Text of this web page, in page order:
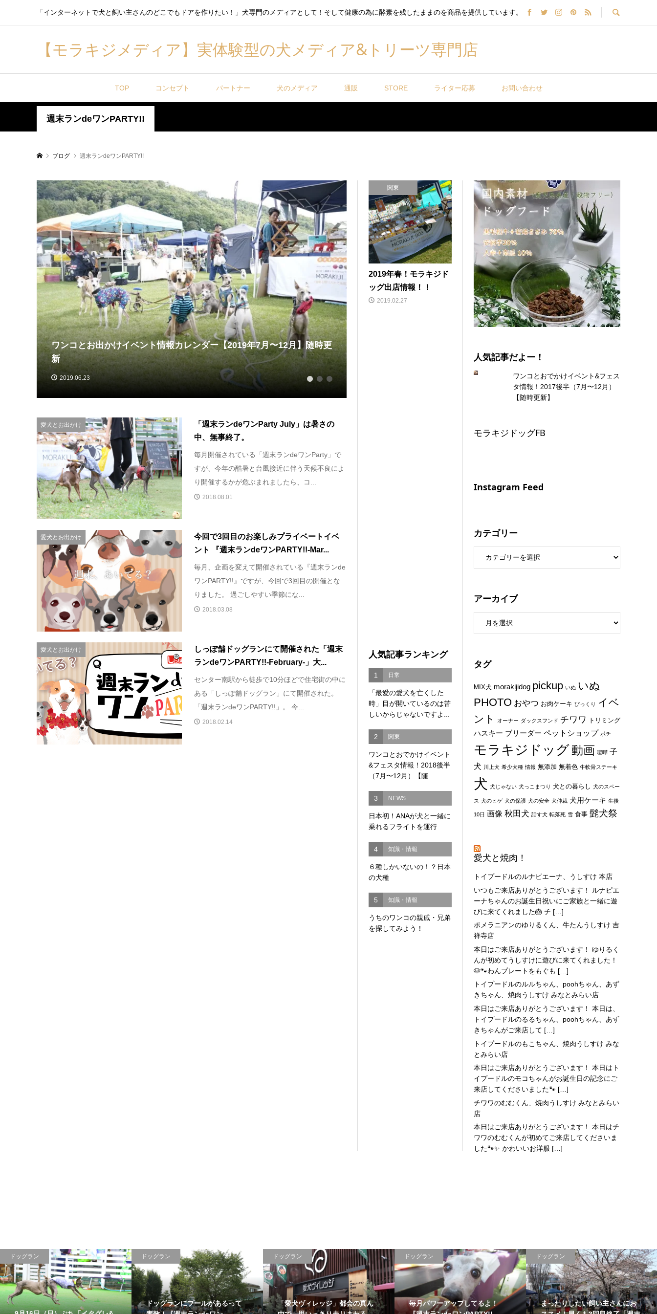
「インターネットで犬と飼い主さんのどこでもドアを作りたい！」犬専門のメディアとして！そして健康の為に酵素を残したままのを商品を提供しています。
【モラキジメディア】実体験型の犬メディア&トリーツ専門店
TOP コンセプト パートナー 犬のメディア 通販 STORE ライター応募 お問い合わせ
週末ランdeワンPARTY!!
ブログ 週末ランdeワンPARTY!!
ワンコとお出かけイベント情報カレンダー【2019年7月〜12月】随時更
新
2019.06.23 1 2 3
愛犬とお出かけ
「週末ランdeワンParty July」は暑さの
中、無事終了。
毎月開催されている「週末ランdeワンParty」で
すが、今年の酷暑と台風接近に伴う天候不良によ
り開催するかが危ぶまれましたら、コ...
2018.08.01
愛犬とお出かけ
今回で3回目のお楽しみプライベートイベ
ント 『週末ランdeワンPARTY!!-Mar...
毎月、企画を変えて開催されている『週末ランde
ワンPARTY!!』ですが、今回で3回目の開催とな
りました。 過ごしやすい季節にな...
2018.03.08
愛犬とお出かけ
しっぽ舗ドッグランにて開催された「週末
ランdeワンPARTY!!-February-」大...
センター南駅から徒歩で10分ほどで住宅街の中に
ある「しっぽ舗ドッグラン」にて開催された。
「週末ランdeワンPARTY!!」。 今...
2018.02.14
関東
2019年春！モラキジド
ッグ出店情報！！
2019.02.27
人気記事ランキング
1 日常
「最愛の愛犬を亡くした
時」目が開いているのは苦
しいからじゃないですよ...
2 関東
ワンコとおでかけイベント
&フェスタ情報！2018後半
（7月〜12月）【随...
3 NEWS
日本初！ANAが犬と一緒に
乗れるフライトを運行
4 知識・情報
６種しかいないの！？日本
の犬種
5 知識・情報
うちのワンコの親戚・兄弟
を探してみよう！
人気記事だよー！
ワンコとおでかけイベント&フェス
タ情報！2017後半（7月〜12月）
【随時更新】
モラキジドッグFB
Instagram Feed
カテゴリー
アーカイブ
タグ
MIX犬 morakijidog pickup いぬ いぬ
PHOTO おやつ お肉ケーキ びっくり
イベ
ント
オーナー ダックスフンド チワワ トリミング
ハスキー ブリーダー ペットショップ ポチ
モラキジドッグ動画 喧嘩 子
犬 川上犬 希少犬種 情報 無添加 無着色 牛軟骨ステーキ
犬 犬じゃない 犬っこまつり 犬との暮らし 犬のスペー
ス 犬のヒゲ 犬の保護 犬の安全 犬仲裁 犬用ケーキ 生後
10日 画像 秋田犬 話す犬 転落死 雪 食事 髭犬祭
愛犬と焼肉！
トイプードルのルナピエーナ、うしすけ 本店
いつもご来店ありがとうございます！ ルナピエ
ーナちゃんのお誕生日祝いにご家族と一緒に遊
びに来てくれました🎂 チ […]
ポメラニアンのゆりるくん、牛たんうしすけ 吉
祥寺店
本日はご来店ありがとうございます！ ゆりるく
んが初めてうしすけに遊びに来てくれました！
🐶🐾わんプレートをもぐも […]
トイプードルのルルちゃん、poohちゃん、あず
きちゃん、焼肉うしすけ みなとみらい店
本日はご来店ありがとうございます！ 本日は、
トイプードルのるるちゃん、poohちゃん、あず
きちゃんがご来店して […]
トイプードルのもこちゃん、焼肉うしすけ みな
とみらい店
本日はご来店ありがとうございます！ 本日はト
イプードルのモコちゃんがお誕生日の記念にご
来店してくださいました🐾 […]
チワワのむむくん、焼肉うしすけ みなとみらい
店
本日はご来店ありがとうございます！ 本日はチ
ワワのむむくんが初めてご来店してくださいま
した🐾✨ かわいいお洋服 […]
ドッグラン ドッグラン
ドッグランにプールがあるって
ドッグラン
「愛犬ヴィレッジ」都会の真ん
ドッグラン
毎月パワーアップしてるよ！
ドッグラン
まったりしたい飼い主さんにお